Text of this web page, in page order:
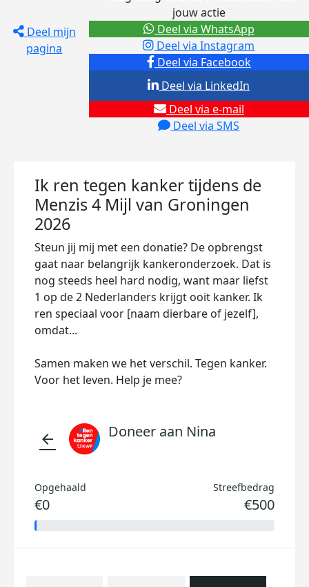
Deel mijn
pagina
jouw actie
Deel via Facebook
Deel via Instagram
Deel via e-mail
Deel via SMS
Deel via LinkedIn
Deel via WhatsApp
Ik ren tegen kanker tijdens de
Menzis 4 Mijl van Groningen
2026
Steun jij mij met een donatie? De opbrengst
gaat naar belangrijk kankeronderzoek. Dat is
nog steeds heel hard nodig, want maar liefst
1 op de 2 Nederlanders krijgt ooit kanker. Ik
ren speciaal voor [naam dierbare of jezelf],
omdat...
Samen maken we het verschil. Tegen kanker.
Voor het leven. Help je mee?
arrow_back Doneer aan Nina
Opgehaald
€0
Streefbedrag
€500